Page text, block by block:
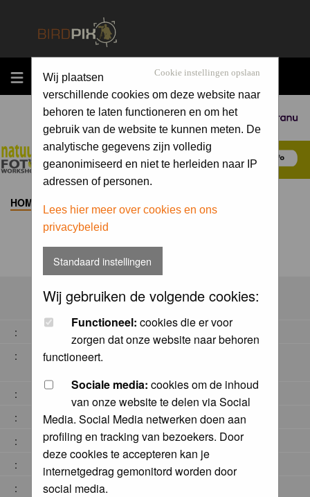
MENU
Sponsored by
Cookie instellingen opslaan
Wij plaatsen
verschillende cookies om deze website naar
behoren te laten functioneren en om het
gebruik van de website te kunnen meten. De
analytische gegevens zijn volledig
geanonimiseerd en niet te herleiden naar IP
adressen of personen.
Lees hier meer over cookies en ons
privacybeleid
Standaard instellingen
Wij gebruiken de volgende cookies:
Functioneel: cookies die er voor
zorgen dat onze website naar behoren
functioneert.
Sociale media: cookies om de inhoud
van onze website te delen via Social
Media. Social Media netwerken doen aan
profiling en tracking van bezoekers. Door
deze cookies te accepteren kan je
internetgedrag gemonitord worden door
social media.
HOME > ALBUM
:
:
:
:
:
:
: